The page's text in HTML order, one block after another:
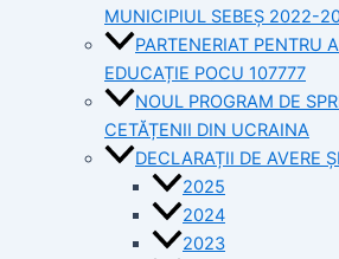
MUNICIPIUL SEBEȘ 2022-
PARTENERIAT PENTRU
EDUCAȚIE POCU 107777
NOUL PROGRAM DE
CETĂȚENII DIN UCRAINA
DECLARAȚII DE AVERE
2025
2024
2023